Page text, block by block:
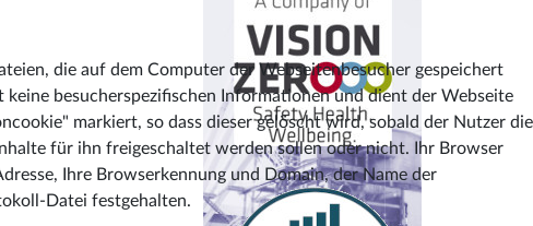
die auf dem Computer der Webseitenbesucher gespeichert
besucherspezifischen Informationen und dient der Webseite
markiert, so dass dieser gelöscht wird, sobald der Nutzer die
für ihn freigeschaltet werden sollen oder nicht. Ihr Browser
Ihre Browserkennung und Domain, der Name der
Datei festgehalten.